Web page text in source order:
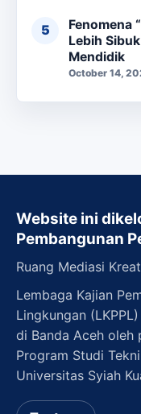
Fenomena
Lebih
Mendidik
October 14,
Website ini
Pembangunan
Ruang Mediasi
Lembaga Kajian
Lingkungan
di Banda Aceh oleh
Program Studi
Universitas Syiah